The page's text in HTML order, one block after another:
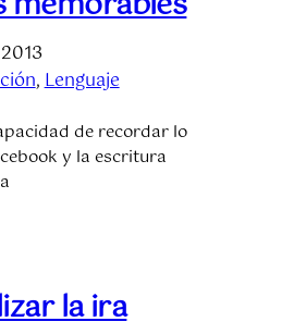
, Lenguaje
de recordar lo
y la escritura
la ira